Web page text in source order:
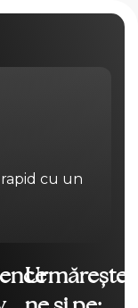
cu un
Urmărește-